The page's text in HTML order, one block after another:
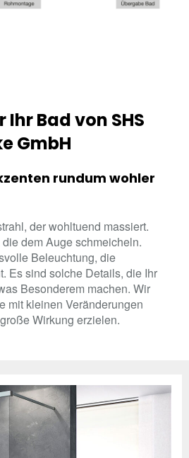
Bad von SHS
GmbH
rundum wohler
der wohltuend massiert.
dem Auge schmeicheln.
Beleuchtung, die
Es sind solche Details, die Ihr
Besonderem machen. Wir
mit kleinen Veränderungen
Wirkung erzielen.